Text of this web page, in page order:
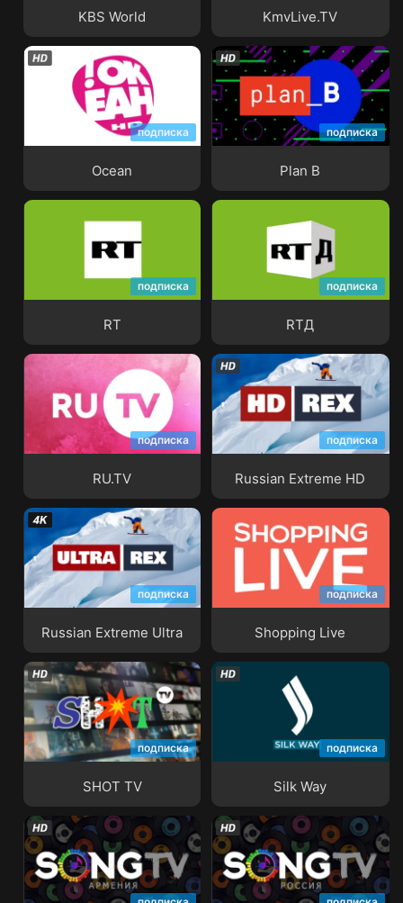
KBS World KmvLive.TV
подписка
Ocean
подписка
Plan B
Plan B
подписка
RT
подписка
RTД
подписка
RU.TV
RU.TV
подписка
Russian Extreme HD
Russian Extreme HD
подписка
Russian Extreme Ultra
Russian Extreme Ultra
подписка
Shopping Live
Shopping Live
подписка
SHOT TV
SHOT TV
подписка
Silk Way